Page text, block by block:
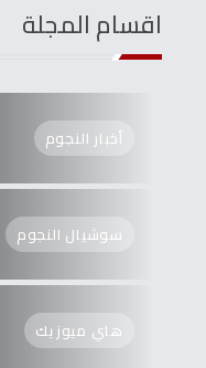
اقسام المجلة
أخبار النجوم
سوشيال النجوم
هاي ميوزيك